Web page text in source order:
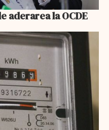
aderarea la OCDE